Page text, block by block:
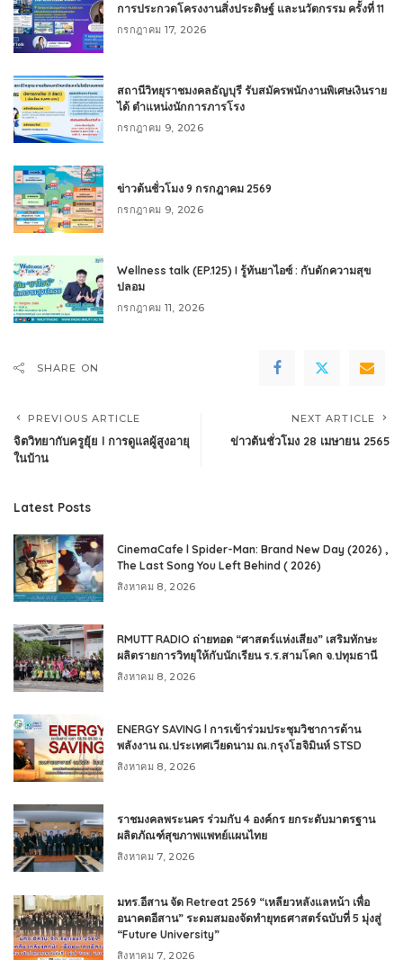
การประกวดโครงงานสิ่งประดิษฐ์ และนวัตกรรม ครั้งที่ 11
กรกฎาคม 17, 2026
สถานีวิทยุราชมงคลธัญบุรี รับสมัครพนักงานพิเศษเงินราย
ได้ ตำแหน่งนักการภารโรง
กรกฎาคม 9, 2026
ข่าวต้นชั่วโมง 9 กรกฎาคม 2569
กรกฎาคม 9, 2026
Wellness talk (EP.125) I รู้ทันยาไอซ์ : กับดักความสุข
ปลอม
กรกฎาคม 11, 2026
SHARE ON
PREVIOUS ARTICLE
จิตวิทยากับครูยุ้ย l การดูแลผู้สูงอายุ
ในบ้าน
NEXT ARTICLE
ข่าวต้นชั่วโมง 28 เมษายน 2565
Latest Posts
CinemaCafe l Spider-Man: Brand New Day (2026) ,
The Last Song You Left Behind ( 2026)
สิงหาคม 8, 2026
RMUTT RADIO ถ่ายทอด “ศาสตร์แห่งเสียง” เสริมทักษะ
ผลิตรายการวิทยุให้กับนักเรียน ร.ร.สามโคก จ.ปทุมธานี
สิงหาคม 8, 2026
ENERGY SAVING l การเข้าร่วมประชุมวิชาการด้าน
พลังงาน ณ.ประเทศเวียดนาม ณ.กรุงโฮจิมินห์ STSD
สิงหาคม 8, 2026
ราชมงคลพระนคร ร่วมกับ 4 องค์กร ยกระดับมาตรฐาน
ผลิตภัณฑ์สุขภาพแพทย์แผนไทย
สิงหาคม 7, 2026
มทร.อีสาน จัด Retreat 2569 “เหลียวหลังแลหน้า เพื่อ
อนาคตอีสาน” ระดมสมองจัดทำยุทธศาสตร์ฉบับที่ 5 มุ่งสู่
“Future University”
สิงหาคม 7, 2026